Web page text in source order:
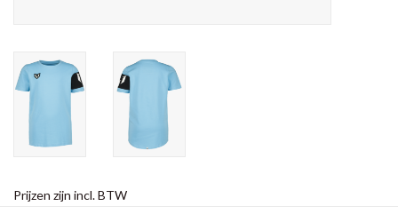
Prijzen zijn incl. BTW